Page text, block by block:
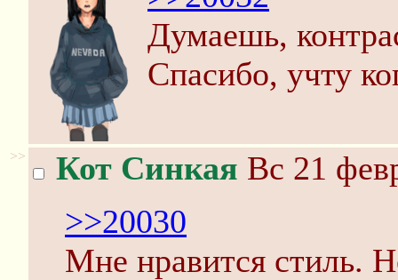
Думаешь,
Спасибо, учту
>> Кот Синкая Вс 21
>>20030
Мне нравится стиль.